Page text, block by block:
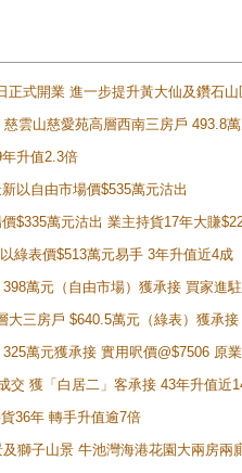
式開業 進一步提升黃大仙及鑽石
雲山慈愛苑高層西南三房戶 493.8
升值2.3倍
以自由市場價$535萬元沽出
$335萬元沽出 業主持貨17年大賺
綠表價$513萬元易手 3年升值近4成
萬元（自由市場）獲承接 買家進
三房戶 $640.5萬元（綠表）獲承
萬元獲承接 實用呎價@$7506 原
交 獲「白居二」客承接 43年升值近
36年 轉手升值逾7倍
獅子山景 牛池灣海港花園大兩房兩